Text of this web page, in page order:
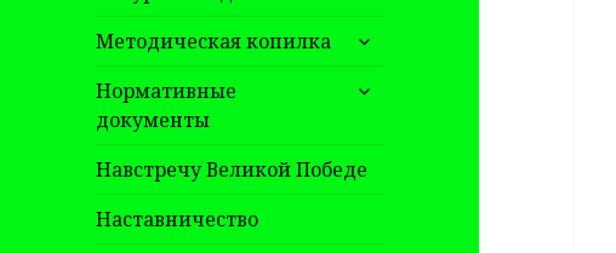
Методическая копилка
раскрыть
дочернее
меню
Нормативные
документы
раскрыть
Навстречу Великой Победе
Наставничество